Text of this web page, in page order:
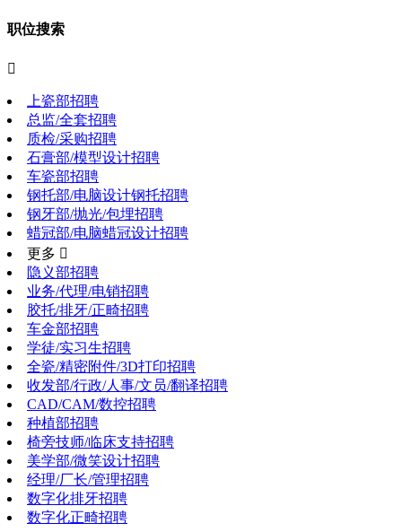
职位搜索

上瓷部招聘
总监/全套招聘
质检/采购招聘
石膏部/模型设计招聘
车瓷部招聘
钢托部/电脑设计钢托招聘
钢牙部/抛光/包埋招聘
蜡冠部/电脑蜡冠设计招聘
更多 
隐义部招聘
业务/代理/电销招聘
胶托/排牙/正畸招聘
车金部招聘
学徒/实习生招聘
全瓷/精密附件/3D打印招聘
收发部/行政/人事/文员/翻译招聘
CAD/CAM/数控招聘
种植部招聘
椅旁技师/临床支持招聘
美学部/微笑设计招聘
经理/厂长/管理招聘
数字化排牙招聘
数字化正畸招聘